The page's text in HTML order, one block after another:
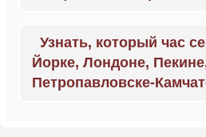
Узнать, который час
Йорке, Лондоне,
Петропавловске-